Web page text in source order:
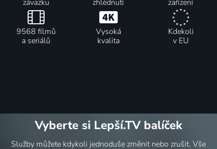
závazku
zhlédnutí
zařízení
9568 filmů
a seriálů
Vysoká
kvalita
Kdekoli
v EU
Vyberte si Lepší.TV balíček
Služby můžete kdykoli jednoduše změnit nebo zrušit. Vše